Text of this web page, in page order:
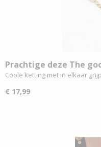
Prachtige deze The
Coole ketting met in elkaar
€ 17,99